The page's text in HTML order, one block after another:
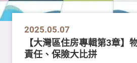
2025.05.07
【大灣區住房專輯第3章】
責任、保險大比拼